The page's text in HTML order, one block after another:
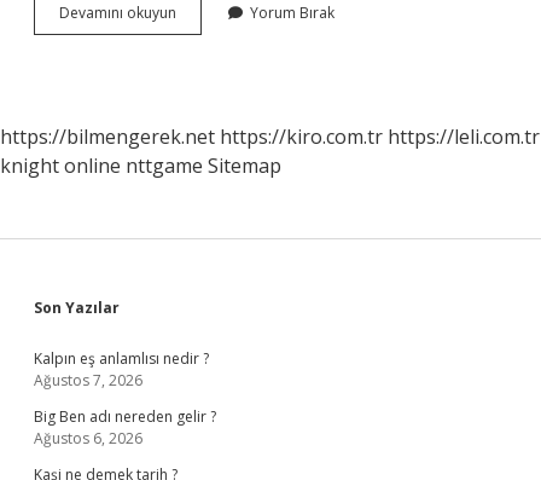
Devamını okuyun
Kontürü
Yorum Bırak
https://bilmengerek.net https://kiro.com.tr https://leli.com.tr
knight online nttgame Sitemap
Sidebar
Son Yazılar
Kalpın eş anlamlısı nedir ?
Ağustos 7, 2026
Big Ben adı nereden gelir ?
Ağustos 6, 2026
Kaşi ne demek tarih ?